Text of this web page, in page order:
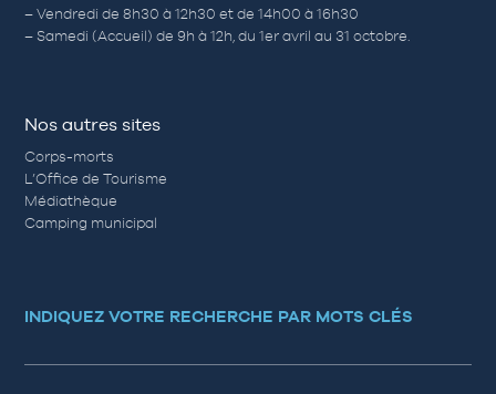
– Vendredi de 8h30 à 12h30 et de 14h00 à 16h30
– Samedi (Accueil) de 9h à 12h, du 1er avril au 31 octobre.
Nos autres sites
Corps-morts
L’Office de Tourisme
Médiathèque
Camping municipal
INDIQUEZ VOTRE RECHERCHE PAR MOTS CLÉS